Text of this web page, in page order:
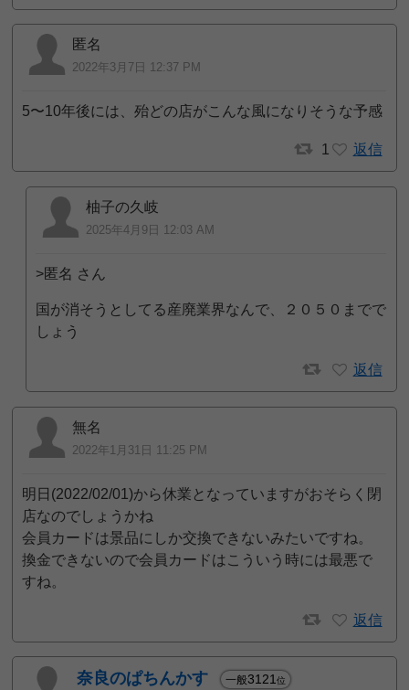
匿名
2022年3月7日 12:37 PM
5〜10年後には、殆どの店がこんな風になりそうな予感
1 返信
柚子の久岐
2025年4月9日 12:03 AM
>匿名 さん
国が消そうとしてる産廃業界なんで、２０５０までで
しょう
返信
無名
2022年1月31日 11:25 PM
明日(2022/02/01)から休業となっていますがおそらく閉
店なのでしょうかね
会員カードは景品にしか交換できないみたいですね。
換金できないので会員カードはこういう時には最悪で
すね。
返信
奈良のぱちんかす 一般3121位